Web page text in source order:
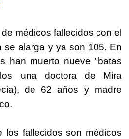
médicos fallecidos con el
se alarga y ya son 105. En
han muerto nueve "batas
una doctora de Mira
de 62 años y madre
los fallecidos son médicos